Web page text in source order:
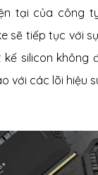
tại của công
sẽ tiếp tục với
silicon không
với các lõi hiệu